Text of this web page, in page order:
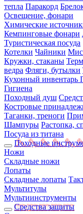
тепла Паракорд
Освещение, фонари
Химические
Кемпинговые фонари
Туристическая посуда
Котелки Чайники
Кружки, стаканы
ведра Фляги, бутылки
Кухонный инвентарь
Гигиена
Походный душ
Костровые
Таганки, треноги
Шампуры Растопка,
Посуда из титана
Походные
Ножи
Складные ножи
Лопаты
Складные лопаты
Мультитулы
Мультиинструменты
Средства защиты